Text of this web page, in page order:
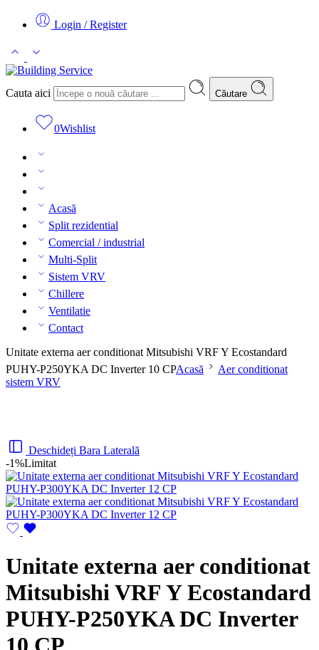
Login / Register
Cauta aici Căutare
0Wishlist
Acasă
Split rezidential
Comercial / industrial
Multi-Split
Sistem VRV
Chillere
Ventilatie
Contact
Unitate externa aer conditionat Mitsubishi VRF Y Ecostandard
PUHY-P250YKA DC Inverter 10 CPAcasă
Aer conditionat
sistem VRV
Deschideți Bara Laterală
-1%Limitat
Unitate externa aer conditionat
Mitsubishi VRF Y Ecostandard
PUHY-P250YKA DC Inverter